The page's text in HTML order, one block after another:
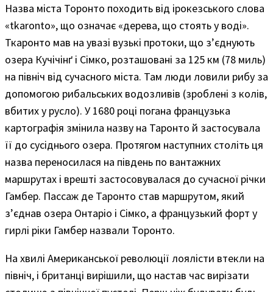
Назва міста Торонто походить від ірокезського слова
«tkaronto», що означає «дерева, що стоять у воді».
Ткаронто мав на увазі вузькі протоки, що з’єднують
озера Кучічінґ і Сімко, розташовані за 125 км (78 миль)
на північ від сучасного міста. Там люди ловили рибу за
допомогою рибальських водозливів (зроблені з колів,
вбитих у русло). У 1680 році погана французька
картографія змінила назву на Таронто й застосувала
її до сусіднього озера. Протягом наступних століть ця
назва переносилася на південь по вантажних
маршрутах і врешті застосовувалася до сучасної річки
Гамбер. Пассаж де Таронто став маршрутом, який
з’єднав озера Онтаріо і Сімко, а французький форт у
гирлі ріки Гамбер назвали Торонто.
На хвилі Американської революції лоялісти втекли на
північ, і британці вирішили, що настав час вирізати